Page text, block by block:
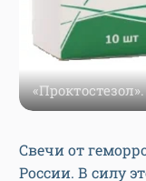
Свечи от
России. В силу